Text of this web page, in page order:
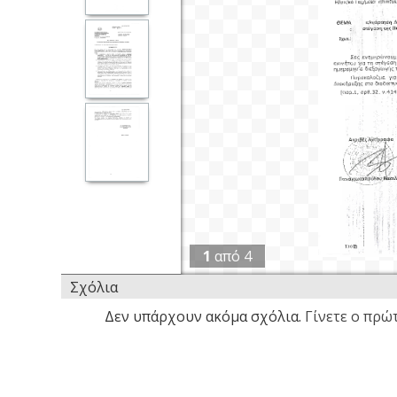
1 από 4
Σχόλια
Δεν υπάρχουν ακόμα σχόλια. Γίνετε ο